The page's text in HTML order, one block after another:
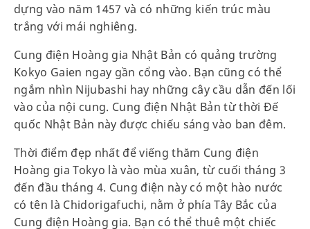
dựng vào năm 1457 và có những kiến trúc màu
trắng với mái nghiêng.
Cung điện Hoàng gia Nhật Bản có quảng trường
Kokyo Gaien ngay gần cổng vào. Bạn cũng có thể
ngắm nhìn Nijubashi hay những cây cầu dẫn đến lối
vào của nội cung. Cung điện Nhật Bản từ thời Đế
quốc Nhật Bản này được chiếu sáng vào ban đêm.
Thời điểm đẹp nhất để viếng thăm Cung điện
Hoàng gia Tokyo là vào mùa xuân, từ cuối tháng 3
đến đầu tháng 4. Cung điện này có một hào nước
có tên là Chidorigafuchi, nằm ở phía Tây Bắc của
Cung điện Hoàng gia. Bạn có thể thuê một chiếc